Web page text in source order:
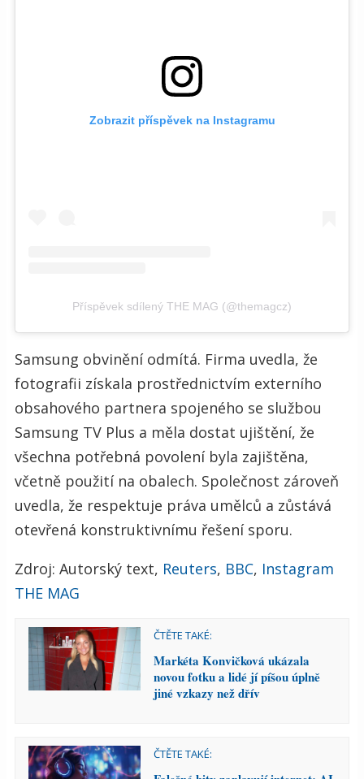
Zobrazit příspěvek na Instagramu
Příspěvek sdílený THE MAG (@themagcz)
Samsung obvinění odmítá. Firma uvedla, že
fotografii získala prostřednictvím externího
obsahového partnera spojeného se službou
Samsung TV Plus a měla dostat ujištění, že
všechna potřebná povolení byla zajištěna,
včetně použití na obalech. Společnost zároveň
uvedla, že respektuje práva umělců a zůstává
otevřená konstruktivnímu řešení sporu.
Zdroj: Autorský text, Reuters, BBC, Instagram
THE MAG
ČTĚTE TAKÉ:
Markéta Konvičková ukázala
novou fotku a lidé jí píšou úplně
jiné vzkazy než dřív
ČTĚTE TAKÉ: